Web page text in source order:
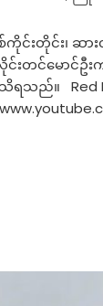
စ်ကိုင်းတိုင်း၊
လိုင်းတင်မော
သိရသည်။ Red